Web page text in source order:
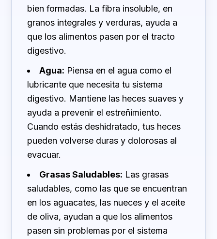
bien formadas. La fibra insoluble, en
granos integrales y verduras, ayuda a
que los alimentos pasen por el tracto
digestivo.
Agua: Piensa en el agua como el
lubricante que necesita tu sistema
digestivo. Mantiene las heces suaves y
ayuda a prevenir el estreñimiento.
Cuando estás deshidratado, tus heces
pueden volverse duras y dolorosas al
evacuar.
Grasas Saludables: Las grasas
saludables, como las que se encuentran
en los aguacates, las nueces y el aceite
de oliva, ayudan a que los alimentos
pasen sin problemas por el sistema